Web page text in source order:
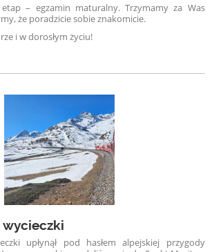
– egzamin maturalny. Trzymamy za Was
że poradzicie sobie znakomicie.
i w dorosłym życiu!
wycieczki
upłynął pod hasłem alpejskiej przygody